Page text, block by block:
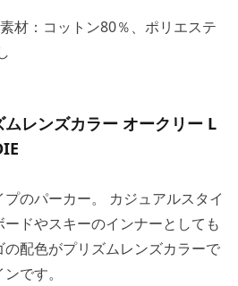
材：コットン80％、ポリエステ
レンズカラー オークリー L
のパーカー。 カジュアルスタイ
ドやスキーのインナーとしても
配色がプリズムレンズカラーで
です。